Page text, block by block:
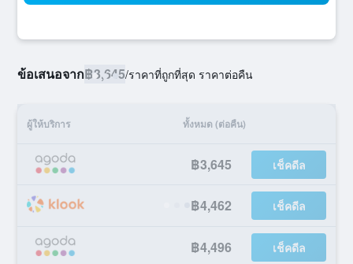
ข้อเสนอจาก฿3,645/ราคาที่ถูกที่สุด ราคาต่อคืน
ผู้ให้บริการ ทั้งหมด (ต่อคืน)
฿3,645 เช็คดีล
฿4,462 เช็คดีล
฿4,496 เช็คดีล